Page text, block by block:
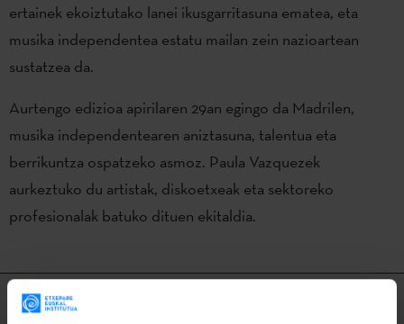
ertainek ekoiztutako lanei ikusgarritasuna ematea, eta
musika independentea estatu mailan zein nazioartean
sustatzea da.
Aurtengo edizioa apirilaren 29an egingo da Madrilen,
musika independentearen aniztasuna, talentua eta
berrikuntza ospatzeko asmoz. Paula Vazquezek
aurkeztuko du artistak, diskoetxeak eta sektoreko
profesionalak batuko dituen ekitaldia.
Euskal musikari